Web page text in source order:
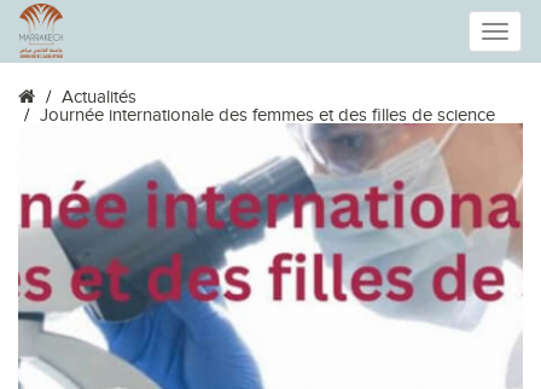
Toggle
Actualités
Journée internationale des femmes et des filles de science